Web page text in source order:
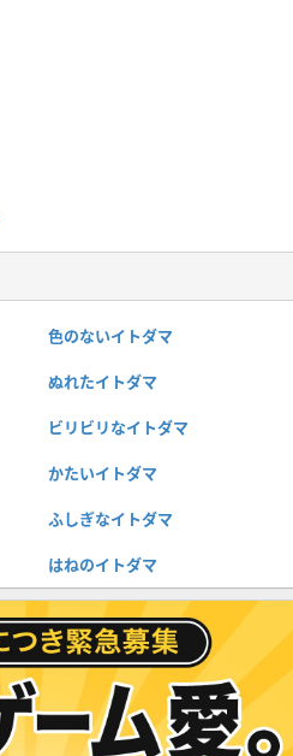
色のないイトダマ
ぬれたイトダマ
ビリビリなイトダマ
かたいイトダマ
ふしぎなイトダマ
はねのイトダマ